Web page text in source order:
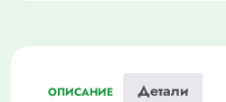
ОПИСАНИЕ Детали